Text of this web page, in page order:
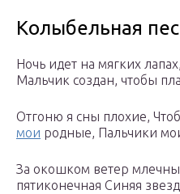
Колыбельная
Ночь идет на мягких
Мальчик создан, чтобы
Отгоню я сны плохие,
мои родные, Пальчики
За окошком ветер
пятиконечная Синяя